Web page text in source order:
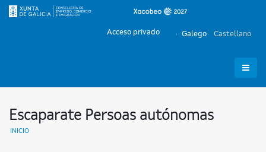
Galego Castellano
Acceso privado
Escaparate Persoas autónomas
INICIO